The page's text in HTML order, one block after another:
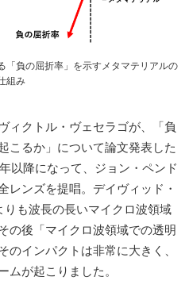
「負の屈折率」を示すメタマテリアルの
組み
ィクトル・ヴェセラゴが、「負
こるか」について論文発表した
以降になって、ジョン・ペンド
レンズを提唱。デイヴィッド・
も波長の長いマイクロ波領域
の後「マイクロ波領域での透明
のインパクトは非常に大きく、
ムが起こりました。